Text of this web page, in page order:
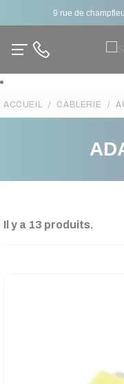
9 rue de
ACCUEIL CABLERIE
Il y a 13 produits.